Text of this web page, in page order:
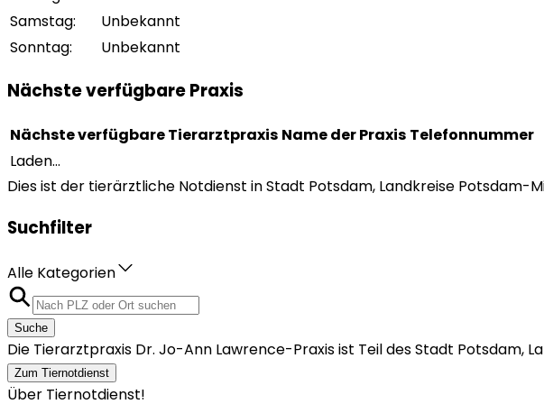
Samstag:
Unbekannt
Sonntag: Unbekannt
Nächste verfügbare Praxis
Nächste verfügbare Tierarztpraxis Name der Praxis Telefonnummer
Laden...
Dies ist der tierärztliche Notdienst in Stadt Potsdam, Landkreise
Suchfilter
Alle Kategorien
Suche
Die Tierarztpraxis Dr. Jo-Ann Lawrence-Praxis ist Teil des Stadt
Zum Tiernotdienst
Über Tiernotdienst!